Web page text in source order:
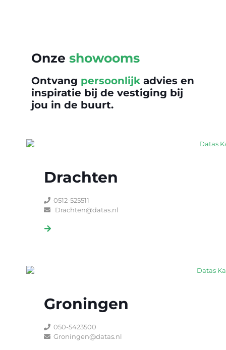
Onzeshowooms
Ontvang persoonlijk advies en
inspiratie bij de vestiging bij
jou in de buurt.
Drachten
0512-525511
Drachten@datas.nl
Groningen
050-5423500
Groningen@datas.nl